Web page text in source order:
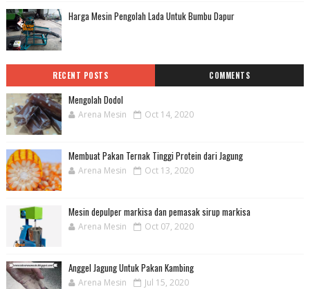
Harga Mesin Pengolah Lada Untuk Bumbu Dapur
RECENT POSTS COMMENTS
Mengolah Dodol
Arena Mesin Oct 14, 2020
Membuat Pakan Ternak Tinggi Protein dari Jagung
Arena Mesin Oct 13, 2020
Mesin depulper markisa dan pemasak sirup markisa
Arena Mesin Oct 07, 2020
Anggel Jagung Untuk Pakan Kambing
Arena Mesin Jul 15, 2020